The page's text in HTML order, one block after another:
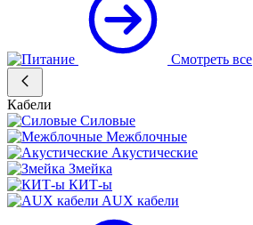
Смотреть все
Кабели
Силовые
Межблочные
Акустические
Змейка
КИТ-ы
AUX кабели